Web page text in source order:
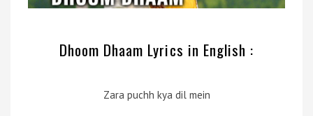
Dhoom Dhaam Lyrics in English :
Zara puchh kya dil mein